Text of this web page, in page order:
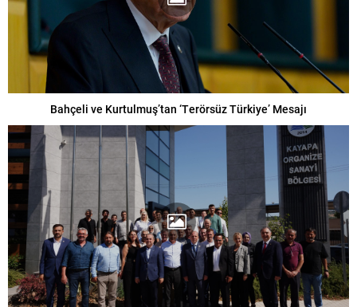
Bahçeli ve Kurtulmuş’tan ‘Terörsüz Türkiye’ Mesajı